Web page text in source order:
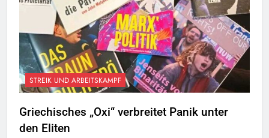
STREIK UND ARBEITSKAMPF
Griechisches „Oxi“ verbreitet Panik unter
den Eliten